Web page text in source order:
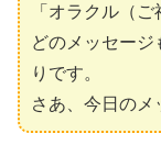
「オラクル（
どのメッセー
りです。
さあ、今日のメ